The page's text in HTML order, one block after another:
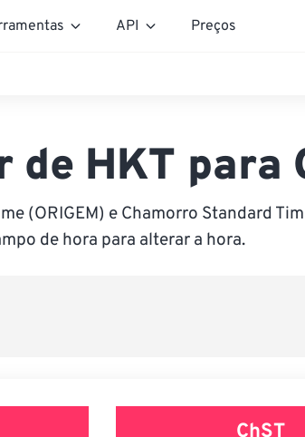
API Preços
de HKT para
(ORIGEM) e Chamorro Standard
de hora para alterar a hora.
ChST